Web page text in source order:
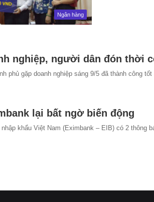
Ngân hàng
nghiệp, người dân đón thời
phủ gặp doanh nghiệp sáng 9/5 đã thành công
lại bất ngờ biến động
khẩu Việt Nam (Eximbank – EIB) có 2 thông